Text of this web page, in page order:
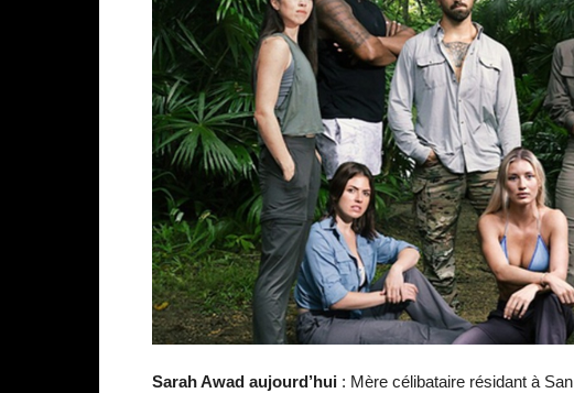
Sarah Awad aujourd’hui : Mère célibataire résidant à